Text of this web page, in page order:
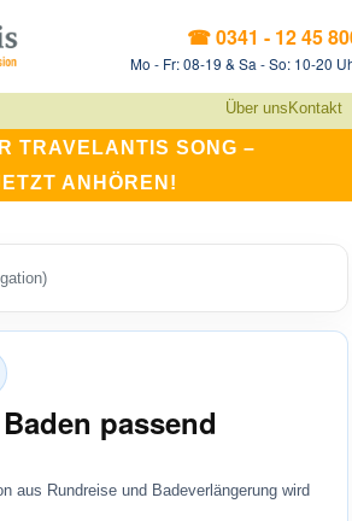
☎ 0341 - 12 45
Mo - Fr: 08-19 & Sa - So: 10-20
Über uns Kontakt
TRAVELANTIS SONG –
ANHÖREN!
passend
aus Rundreise und Badeverlängerung wird